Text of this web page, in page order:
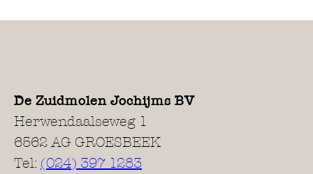
De Zuidmolen Jochijms BV
Herwendaalseweg 1
6562 AG GROESBEEK
Tel: (024) 397 1283